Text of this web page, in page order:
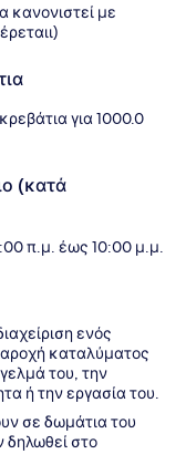
κανονιστεί με
για 1000.0
(κατά
π.μ. έως 10:00 μ.μ.
ενός
καταλύματος
του, την
ή την εργασία του.
σε δωμάτια του
δηλωθεί στο